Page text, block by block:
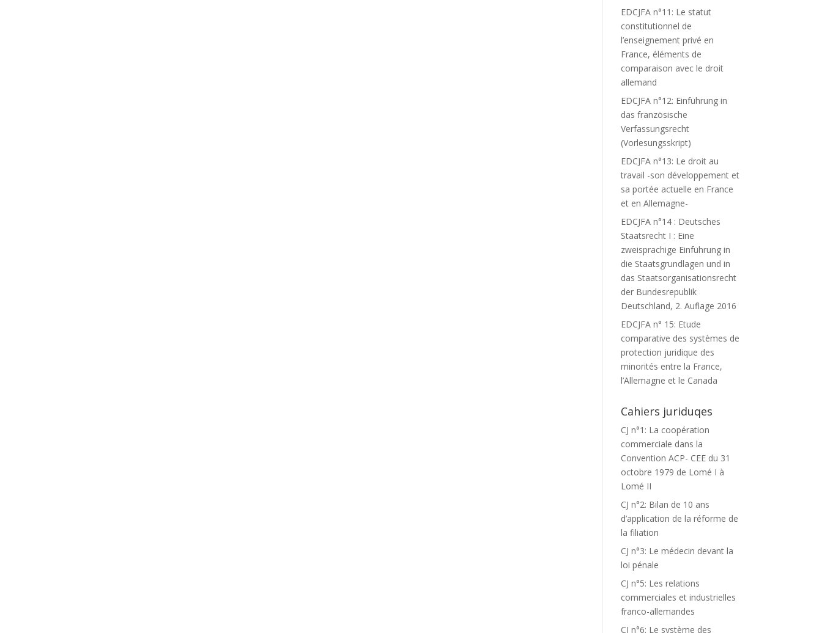
EDCJFA n°11: Le statut
constitutionnel de
l’enseignement privé en
France, éléments de
comparaison avec le droit
allemand
EDCJFA n°12: Einführung in
das französische
Verfassungsrecht
(Vorlesungsskript)
EDCJFA n°13: Le droit au
travail -son développement et
sa portée actuelle en France
et en Allemagne-
EDCJFA n°14 : Deutsches
Staatsrecht I : Eine
zweisprachige Einführung in
die Staatsgrundlagen und in
das Staatsorganisationsrecht
der Bundesrepublik
Deutschland, 2. Auflage 2016
EDCJFA n° 15: Etude
comparative des systèmes de
protection juridique des
minorités entre la France,
l’Allemagne et le Canada
Cahiers juriduqes
CJ n°1: La coopération
commerciale dans la
Convention ACP- CEE du 31
octobre 1979 de Lomé I à
Lomé II
CJ n°2: Bilan de 10 ans
d’application de la réforme de
la filiation
CJ n°3: Le médecin devant la
loi pénale
CJ n°5: Les relations
commerciales et industrielles
franco-allemandes
CJ n°6: Le système des